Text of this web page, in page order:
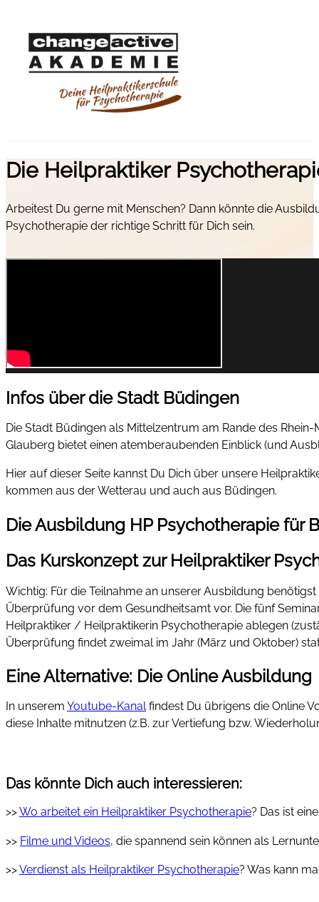
Die Heilpraktiker
Arbeitest Du gerne mit Menschen? Dann könnte die
Psychotherapie der richtige Schritt für Dich sein.
Infos über die Stadt Büdingen
Die Stadt Büdingen als Mittelzentrum am Rande des
Glauberg bietet einen atemberaubenden Einblick (und
Hier auf dieser Seite kannst Du Dich über unsere
kommen aus der Wetterau und auch aus Büdingen.
Die Ausbildung HP Psychotherapie für
Das Kurskonzept zur Heilpraktiker
Wichtig: Für die Teilnahme an unserer Ausbildung
Überprüfung vor dem Gesundheitsamt vor. Die fünf
Heilpraktiker / Heilpraktikerin Psychotherapie ablegen
Überprüfung findet zweimal im Jahr (März und Oktober)
Eine Alternative: Die Online Ausbildung
In unserem Youtube-Kanalfindest Du übrigens die Online
diese Inhalte mitnutzen (z.B. zur Vertiefung bzw.
Das könnte Dich auch interessieren:
>>Wo arbeitet ein Heilpraktiker Psychotherapie? Das ist
>> Filme und Videos, die spannend sein können als
>>Verdienst als Heilpraktiker Psychotherapie? Was kann